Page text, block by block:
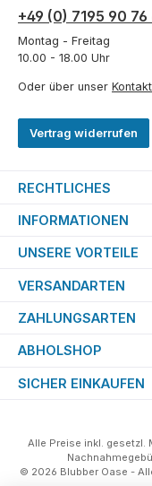
+49 (0) 7195 90 76
Montag - Freitag
10.00 - 18.00 Uhr
Oder über unser
Vertrag widerrufen
RECHTLICHES
INFORMATIONEN
UNSERE VORTEILE
VERSANDARTEN
ZAHLUNGSARTEN
ABHOLSHOP
SICHER EINKAUFEN
Alle Preise inkl. gesetzl.
© 2026 Blubber Oase -